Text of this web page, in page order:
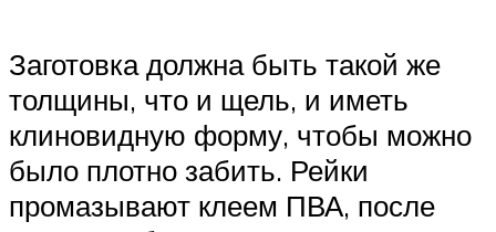
Заготовка должна быть такой же
толщины, что и щель, и иметь
клиновидную форму, чтобы можно
было плотно забить. Рейки
промазывают клеем ПВА, после